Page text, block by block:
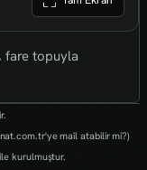
fare topuyla
mail atabilir mi?)
ile kurulmuştur.